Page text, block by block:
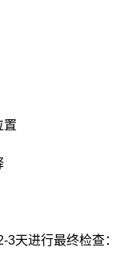
置
天进行最终检查：